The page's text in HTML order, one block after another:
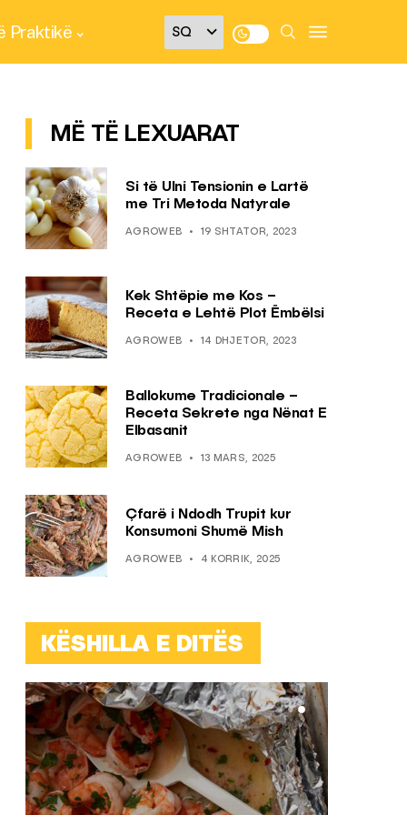
Praktikë
MË TË LEXUARAT
Si të Ulni Tensionin e Lartë
me Tri Metoda Natyrale
AGROWEB 19 SHTATOR, 2023
Kek Shtëpie me Kos –
Receta e Lehtë Plot Ëmbëlsi
AGROWEB 14 DHJETOR, 2023
Ballokume Tradicionale –
Receta Sekrete nga Nënat E
Elbasanit
AGROWEB 13 MARS, 2025
Çfarë i Ndodh Trupit kur
Konsumoni Shumë Mish
AGROWEB 4 KORRIK, 2025
KËSHILLA E DITËS